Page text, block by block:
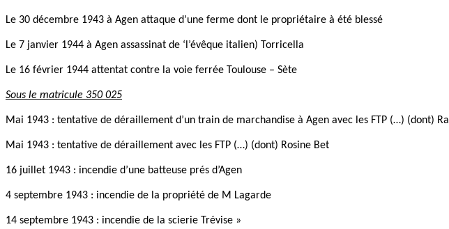
Le 30 décembre 1943 à Agen attaque d’une ferme dont le propriétaire à été blessé
Le 7 janvier 1944 à Agen assassinat de ‘l’évêque italien) Torricella
Le 16 février 1944 attentat contre la voie ferrée Toulouse – Sète
Sous le matricule 350 025
Mai 1943 : tentative de déraillement d’un train de marchandise à Agen avec les FTP (…) (dont)
Mai 1943 : tentative de déraillement avec les FTP (…) (dont) Rosine Bet
16 juillet 1943 : incendie d’une batteuse prés d’Agen
4 septembre 1943 : incendie de la propriété de M Lagarde
14 septembre 1943 : incendie de la scierie Trévise »